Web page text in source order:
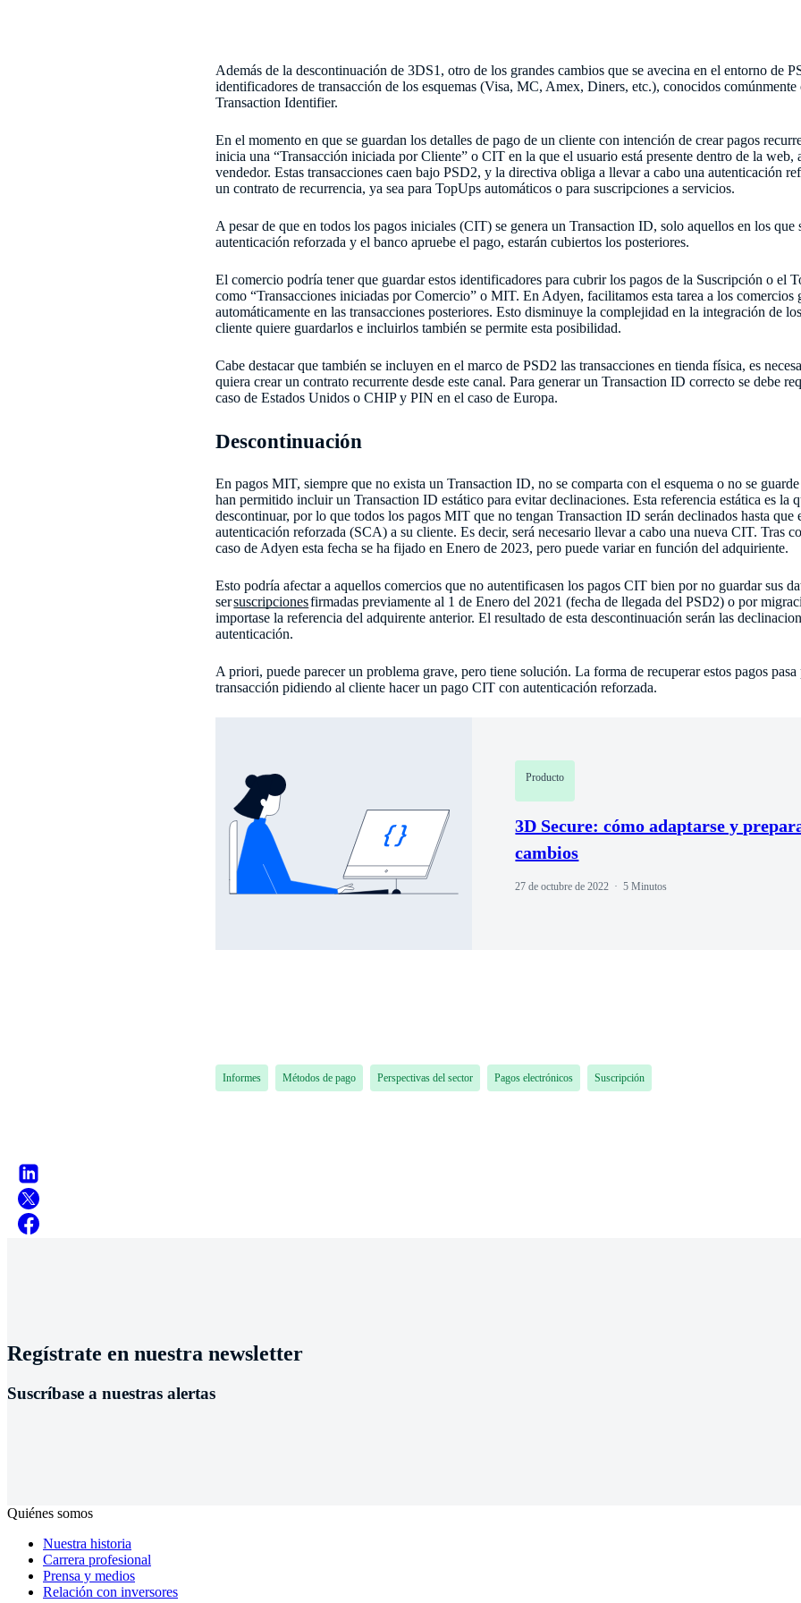
Además de la descontinuación de 3DS1, otro de los grandes cambios que se avecina en el entorno de
identificadores de transacción de los esquemas (Visa, MC, Amex, Diners, etc.), conocidos
Transaction Identifier.
En el momento en que se guardan los detalles de pago de un cliente con intención de crear pagos
inicia una “Transacción iniciada por Cliente” o CIT en la que el usuario está presente dentro de la
vendedor. Estas transacciones caen bajo PSD2, y la directiva obliga a llevar a cabo una autenticación
un contrato de recurrencia, ya sea para TopUps automáticos o para suscripciones a servicios.
A pesar de que en todos los pagos iniciales (CIT) se genera un Transaction ID, solo aquellos en los que
autenticación reforzada y el banco apruebe el pago, estarán cubiertos los posteriores.
El comercio podría tener que guardar estos identificadores para cubrir los pagos de la Suscripción o el
como “Transacciones iniciadas por Comercio” o MIT. En Adyen, facilitamos esta tarea a los comercios
automáticamente en las transacciones posteriores. Esto disminuye la complejidad en la integración de
cliente quiere guardarlos e incluirlos también se permite esta posibilidad.
Cabe destacar que también se incluyen en el marco de PSD2 las transacciones en tienda física, es
quiera crear un contrato recurrente desde este canal. Para generar un Transaction ID correcto se debe
caso de Estados Unidos o CHIP y PIN en el caso de Europa.
Descontinuación
En pagos MIT, siempre que no exista un Transaction ID, no se comparta con el esquema o no se
han permitido incluir un Transaction ID estático para evitar declinaciones. Esta referencia estática es la
descontinuar, por lo que todos los pagos MIT que no tengan Transaction ID serán declinados hasta que
autenticación reforzada (SCA) a su cliente. Es decir, será necesario llevar a cabo una nueva CIT. Tras
caso de Adyen esta fecha se ha fijado en Enero de 2023, pero puede variar en función del adquiriente.
Esto podría afectar a aquellos comercios que no autentificasen los pagos CIT bien por no guardar sus
sersuscripcionesfirmadas previamente al 1 de Enero del 2021 (fecha de llegada del PSD2) o por
importase la referencia del adquirente anterior. El resultado de esta descontinuación serán las
autenticación.
A priori, puede parecer un problema grave, pero tiene solución. La forma de recuperar estos pagos
transacción pidiendo al cliente hacer un pago CIT con autenticación reforzada.
Producto
3D Secure: cómo adaptarse y
cambios
27 de octubre de 2022 5 Minutos
Informes Métodos de pago Perspectivas del sector Pagos electrónicos Suscripción
Regístrate en nuestra newsletter
Suscríbase a nuestras alertas
Quiénes somos
Nuestra historia
Carrera profesional
Prensa y medios
Relación con inversores